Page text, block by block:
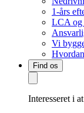
1-års
LCA og
Vi
Find os
Interesseret i